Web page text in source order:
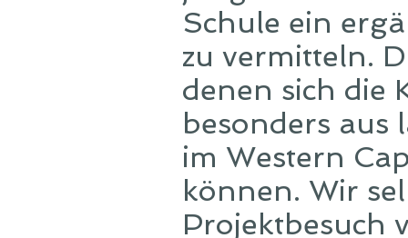
Schule ein
zu vermitteln.
denen sich die
besonders aus
im Western
können. Wir
Projektbesuch